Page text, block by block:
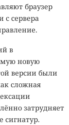
браузер
с сервера
в
новую
версии были
сложная
затрудняет
сигнатур.